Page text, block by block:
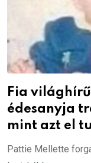
Fia
édesanyja
mint azt el
Pattie Mellette